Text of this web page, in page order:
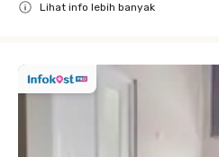
Lihat info lebih banyak